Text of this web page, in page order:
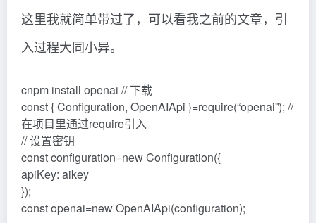
这里我就简单带过了，可以看我之前的文章，引
入过程大同小异。
cnpm install openai // 下载
const { Configuration, OpenAIApi }=require(“openai”); //
在项目里通过require引入
// 设置密钥
const configuration=new Configuration({
apiKey: aikey
});
const openai=new OpenAIApi(configuration);